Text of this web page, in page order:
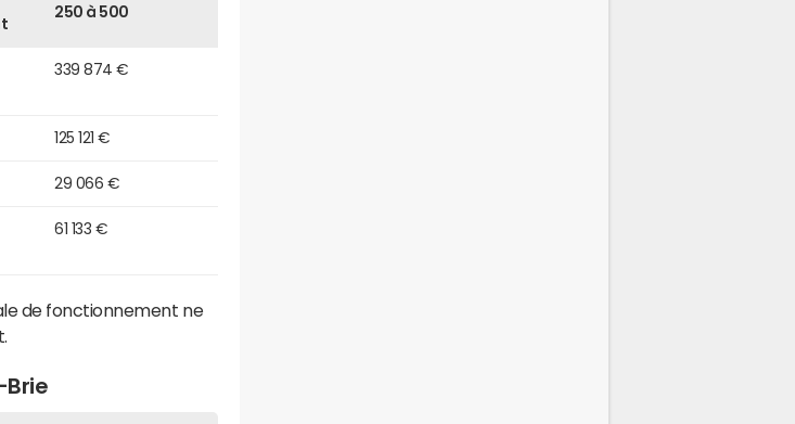
250 à 500
339 874 €
125 121 €
29 066 €
61 133 €
de fonctionnement ne
Brie